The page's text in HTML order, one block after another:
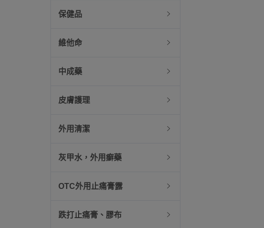
保健品
維他命
中成藥
皮膚護理
外用清潔
灰甲水，外用癬藥
OTC外用止痛膏露
跌打止痛膏、膠布